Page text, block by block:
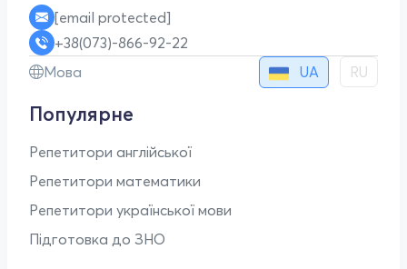
[email protected]
+38(073)-866-92-22
Мова
UA RU
Популярне
Репетитори англійської
Репетитори математики
Репетитори української мови
Підготовка до ЗНО